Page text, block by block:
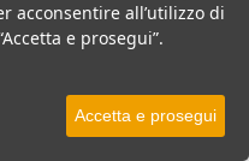
acconsentire all’utilizzo di
e prosegui”.
Accetta e prosegui